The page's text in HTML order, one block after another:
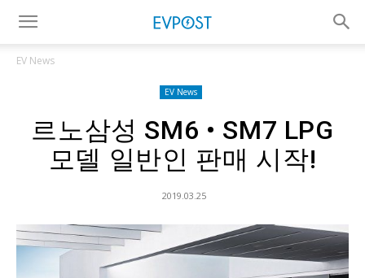
EV News
EV News
르노삼성 SM6 • SM7 LPG
모델 일반인 판매 시작!
2019.03.25